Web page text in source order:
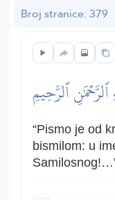
Broj stranice: 379
ٱلرَّحِيمِ
“Pismo je od
bismilom: u